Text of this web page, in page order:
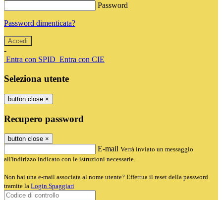
Password
Password dimenticata?
-
Entra con SPID Entra con CIE
Seleziona utente
button close ×
Recupero password
button close ×
E-mail Verrà inviato un messaggio
all'indirizzo indicato con le istruzioni necessarie.
Non hai una e-mail associata al nome utente? Effettua il reset della password
tramite la Login Spaggiari